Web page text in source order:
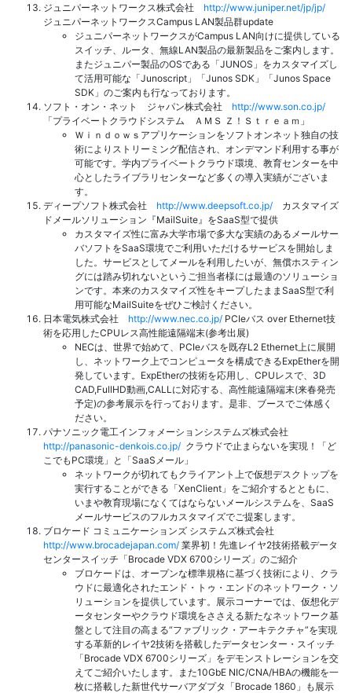
ジュニパーネットワークス株式会社 http://www.juniper.net/jp/jp/
ジュニパーネットワークスCampus LAN製品群update
ジュニパーネットワークスがCampus LAN向けに提供している
スイッチ、ルータ、無線LAN製品の最新製品をご案内します。
またジュニパー製品のOSである「JUNOS」をカスタマイズし
て活用可能な「Junoscript」「Junos SDK」「Junos Space
SDK」のご案内も行なっております。
ソフト・オン・ネット ジャパン株式会社 http://www.son.co.jp/
「プライベートクラウドシステム ＡＭＳ Ｚ！Ｓｔｒｅａｍ」
Ｗｉｎｄｏｗｓアプリケーションをソフトオンネット独自の技
術によりストリーミング配信され、オンデマンド利用する事が
可能です。学内プライベートクラウド環境、教育センターを中
心としたライブラリセンターなど多くの導入実績がございま
す。
ディープソフト株式会社 http://www.deepsoft.co.jp/ カスタマイズ
ドメールソリューション『MailSuite』をSaaS型で提供
カスタマイズ性に富み大学市場で多大な実績のあるメールサー
バソフトをSaaS環境でご利用いただけるサービスを開始しま
した。サービスとしてメールを利用したいが、無償ホスティン
グには踏み切れないというご担当者様には最適のソリューショ
ンです。本来のカスタマイズ性をキープしたままSaaS型で利
用可能なMailSuiteをぜひご検討ください。
日本電気株式会社 http://www.nec.co.jp/ PCIeバス over Ethernet技
術を応用したCPUレス高性能遠隔端末(参考出展)
NECは、世界で始めて、PCIeバスを既存L2 Ethernet上に展開
し、ネットワーク上でコンピュータを構成できるExpEtherを開
発しています。ExpEtherの技術を応用し、CPUレスで、3D
CAD,FullHD動画,CALLに対応する、高性能遠隔端末(来春発売
予定)の参考展示を行っております。是非、ブースでご体感く
ださい。
パナソニック電工インフォメーションシステムズ株式会社
http://panasonic-denkois.co.jp/ クラウドで止まらないを実現！「ど
こでもPC環境」と「SaaSメール」
ネットワークが切れてもクライアント上で仮想デスクトップを
実行することができる「XenClient」をご紹介するとともに、
いまや教育現場になくてはならないメールシステムを、SaaS
メールサービスのフルカスタマイズでご提案します。
ブロケード コミュニケーションズ システムズ株式会社
http://www.brocadejapan.com/ 業界初！先進レイヤ2技術搭載データ
センタースイッチ「Brocade VDX 6700シリーズ」のご紹介
ブロケードは、オープンな標準規格に基づく技術により、クラ
ウドに最適化されたエンド・トゥ・エンドのネットワーク・ソ
リューションを提供しています。展示コーナーでは、仮想化デ
ータセンターやクラウド環境をささえる新たなネットワーク基
盤として注目の高まる“ファブリック・アーキテクチャ”を実現
する革新的レイヤ2技術を搭載したデータセンター・スイッチ
「Brocade VDX 6700シリーズ」をデモンストレーションを交
えてご紹介いたします。また10GbE NIC/CNA/HBAの機能を一
枚に搭載した新世代サーバアダプタ「Brocade 1860」も展示